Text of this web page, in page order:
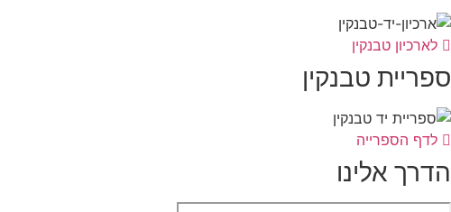
לארכיון טבנקין
ספריית טבנקין
לדף הספרייה
הדרך אלינו